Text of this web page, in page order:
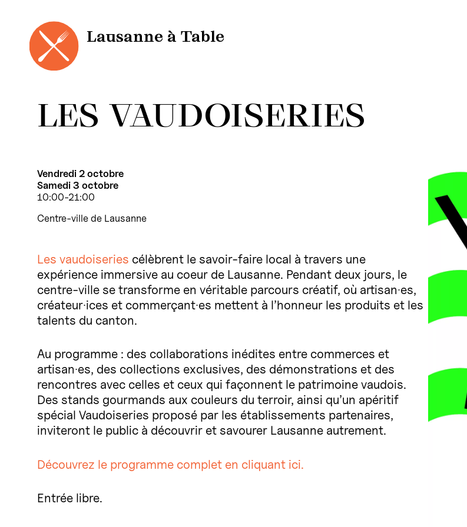
contenu
Lausanne à Table
LES VAUDOISERIES
Vendredi 2 octobre
Samedi 3 octobre
10:00-21:00
Centre-ville de Lausanne
Les vaudoiseries célèbrent le savoir-faire local à travers une
expérience immersive au coeur de Lausanne. Pendant deux jours, le
centre-ville se transforme en véritable parcours créatif, où artisan·es,
créateur·ices et commerçant·es mettent à l’honneur les produits et les
talents du canton.
Au programme : des collaborations inédites entre commerces et
artisan·es, des collections exclusives, des démonstrations et des
rencontres avec celles et ceux qui façonnent le patrimoine vaudois.
Des stands gourmands aux couleurs du terroir, ainsi qu’un apéritif
spécial Vaudoiseries proposé par les établissements partenaires,
inviteront le public à découvrir et savourer Lausanne autrement.
Découvrez le programme complet en cliquant ici.
Entrée libre.